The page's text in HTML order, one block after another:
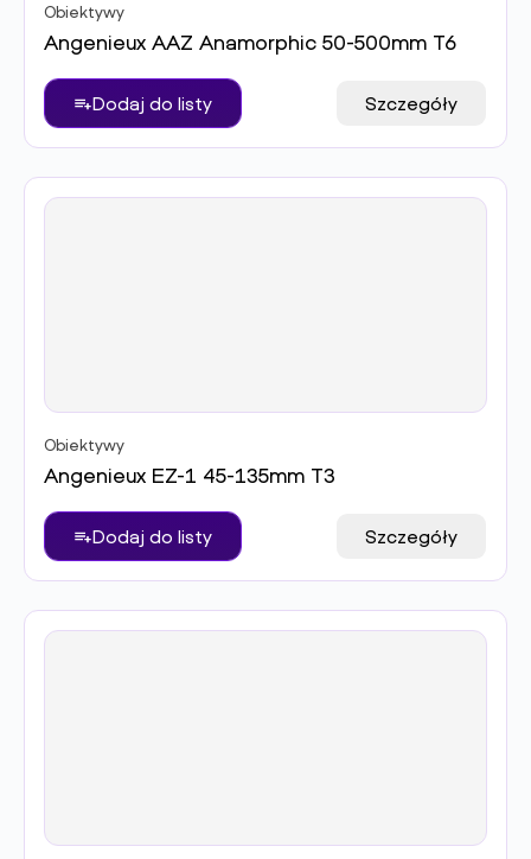
Obiektywy
Angenieux AAZ Anamorphic 50-500mm T6
Dodaj do listy Szczegóły
Obiektywy
Angenieux EZ-1 45-135mm T3
Dodaj do listy Szczegóły